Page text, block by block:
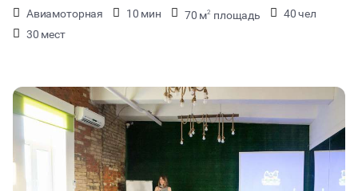
Авиамоторная 10 мин 70 м2 площадь
40 чел
30 мест